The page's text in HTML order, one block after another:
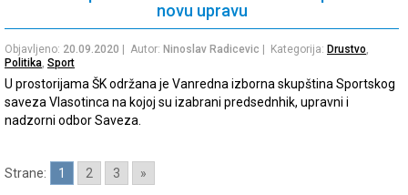
novu upravu
Objavljeno: 20.09.2020 | Autor: Ninoslav Radicevic | Kategorija: Drustvo
Politika Sport
U prostorijama ŠK održana je Vanredna izborna skupština Sportskog
saveza Vlasotinca na kojoj su izabrani predsednhik, upravni i
nadzorni odbor Saveza.
Strane: 1 2 3 »